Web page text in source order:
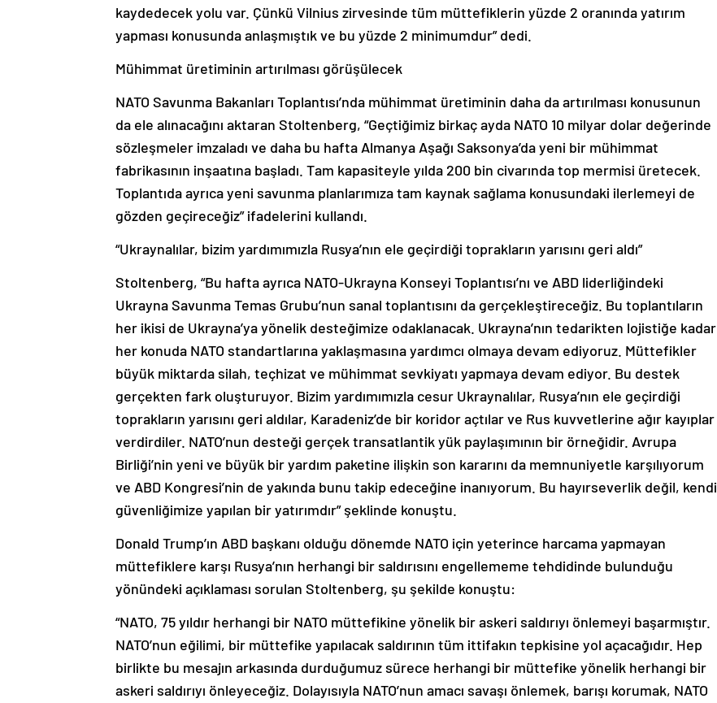
kaydedecek yolu var. Çünkü Vilnius zirvesinde tüm müttefiklerin yüzde 2 oranında yatırım
yapması konusunda anlaşmıştık ve bu yüzde 2 minimumdur” dedi.
Mühimmat üretiminin artırılması görüşülecek
NATO Savunma Bakanları Toplantısı’nda mühimmat üretiminin daha da artırılması konusunun
da ele alınacağını aktaran Stoltenberg, “Geçtiğimiz birkaç ayda NATO 10 milyar dolar değerinde
sözleşmeler imzaladı ve daha bu hafta Almanya Aşağı Saksonya’da yeni bir mühimmat
fabrikasının inşaatına başladı. Tam kapasiteyle yılda 200 bin civarında top mermisi üretecek.
Toplantıda ayrıca yeni savunma planlarımıza tam kaynak sağlama konusundaki ilerlemeyi de
gözden geçireceğiz” ifadelerini kullandı.
“Ukraynalılar, bizim yardımımızla Rusya’nın ele geçirdiği toprakların yarısını geri aldı”
Stoltenberg, “Bu hafta ayrıca NATO-Ukrayna Konseyi Toplantısı’nı ve ABD liderliğindeki
Ukrayna Savunma Temas Grubu’nun sanal toplantısını da gerçekleştireceğiz. Bu toplantıların
her ikisi de Ukrayna’ya yönelik desteğimize odaklanacak. Ukrayna’nın tedarikten lojistiğe kadar
her konuda NATO standartlarına yaklaşmasına yardımcı olmaya devam ediyoruz. Müttefikler
büyük miktarda silah, teçhizat ve mühimmat sevkiyatı yapmaya devam ediyor. Bu destek
gerçekten fark oluşturuyor. Bizim yardımımızla cesur Ukraynalılar, Rusya’nın ele geçirdiği
toprakların yarısını geri aldılar, Karadeniz’de bir koridor açtılar ve Rus kuvvetlerine ağır kayıplar
verdirdiler. NATO’nun desteği gerçek transatlantik yük paylaşımının bir örneğidir. Avrupa
Birliği’nin yeni ve büyük bir yardım paketine ilişkin son kararını da memnuniyetle karşılıyorum
ve ABD Kongresi’nin de yakında bunu takip edeceğine inanıyorum. Bu hayırseverlik değil, kendi
güvenliğimize yapılan bir yatırımdır” şeklinde konuştu.
Donald Trump’ın ABD başkanı olduğu dönemde NATO için yeterince harcama yapmayan
müttefiklere karşı Rusya’nın herhangi bir saldırısını engellememe tehdidinde bulunduğu
yönündeki açıklaması sorulan Stoltenberg, şu şekilde konuştu:
“NATO, 75 yıldır herhangi bir NATO müttefikine yönelik bir askeri saldırıyı önlemeyi başarmıştır.
NATO’nun eğilimi, bir müttefike yapılacak saldırının tüm ittifakın tepkisine yol açacağıdır. Hep
birlikte bu mesajın arkasında durduğumuz sürece herhangi bir müttefike yönelik herhangi bir
askeri saldırıyı önleyeceğiz. Dolayısıyla NATO’nun amacı savaşı önlemek, barışı korumak, NATO